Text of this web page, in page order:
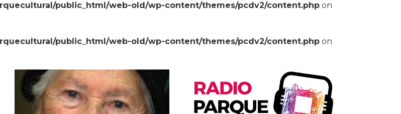
public_html/web-old/wp-content/themes/pcdv2/content.php on
public_html/web-old/wp-content/themes/pcdv2/content.php on